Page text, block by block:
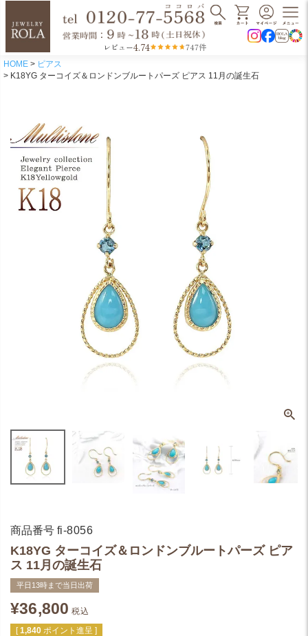
レビュー4.74 747件
HOME
ピアス
K18YG ターコイズ＆ロンドンブルートパーズ ピアス 11月の誕生石
商品番号 fi-8056
K18YG ターコイズ＆ロンドンブルートパーズ ピア
ス 11月の誕生石
平日13時まで当日出荷
¥36,800 税込
[ 1,840 ポイント進呈 ]